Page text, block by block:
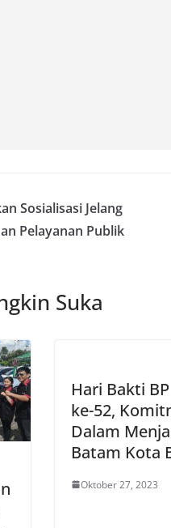
Sosialisasi Jelang
Pelayanan Publik
Suka
Hari Bakti
ke-52,
Dalam
Batam Kota
Oktober 27, 2023